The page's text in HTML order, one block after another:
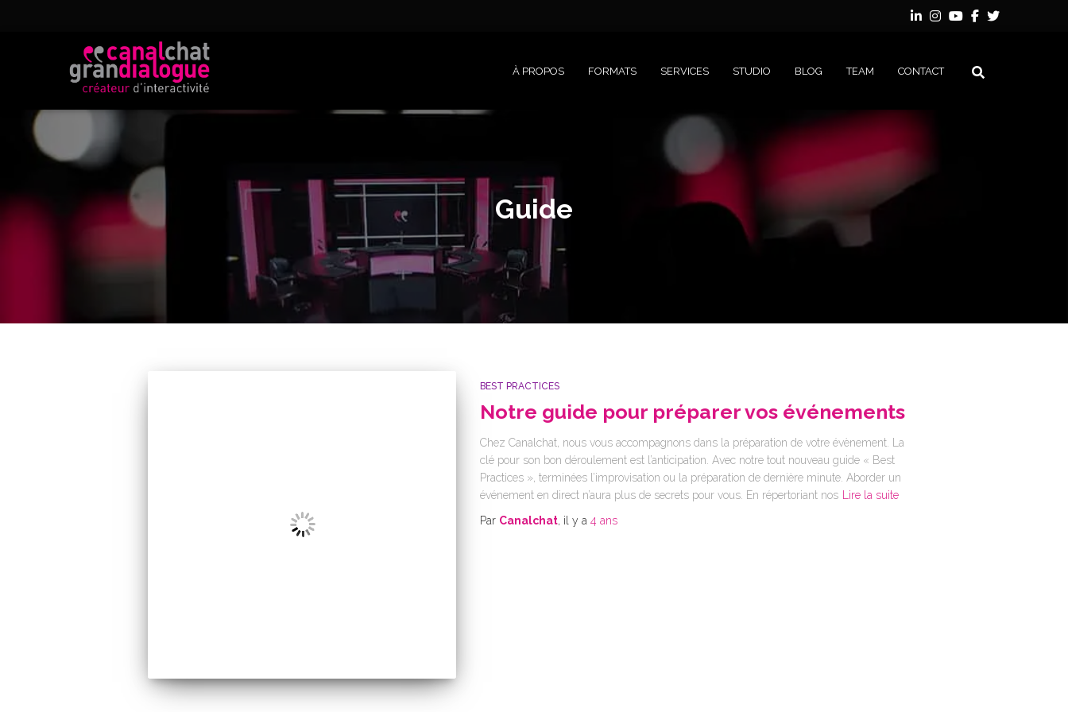
À PROPOS FORMATS SERVICES STUDIO BLOG TEAM CONTACT
Guide
BEST PRACTICES
Notre guide pour préparer vos événements
Chez Canalchat, nous vous accompagnons dans la préparation de votre évènement. La
clé pour son bon déroulement est l’anticipation. Avec notre tout nouveau guide « Best
Practices », terminées l’improvisation ou la préparation de dernière minute. Aborder un
événement en direct n’aura plus de secrets pour vous. En répertoriant nos
Lire la suite
Par Canalchat, il y a 4 ans